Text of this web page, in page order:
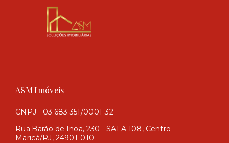
ASM Imóveis
CNPJ - 03.683.351/0001-32
Rua Barão de Inoa, 230 - SALA 108, Centro -
Maricá/RJ, 24901-010